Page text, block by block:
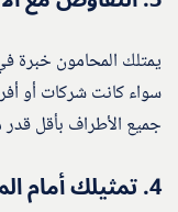
يمتلك المحامون خبرة
سواء كانت شركات أو
جميع الأطراف بأقل
4. تمثيلك أمام